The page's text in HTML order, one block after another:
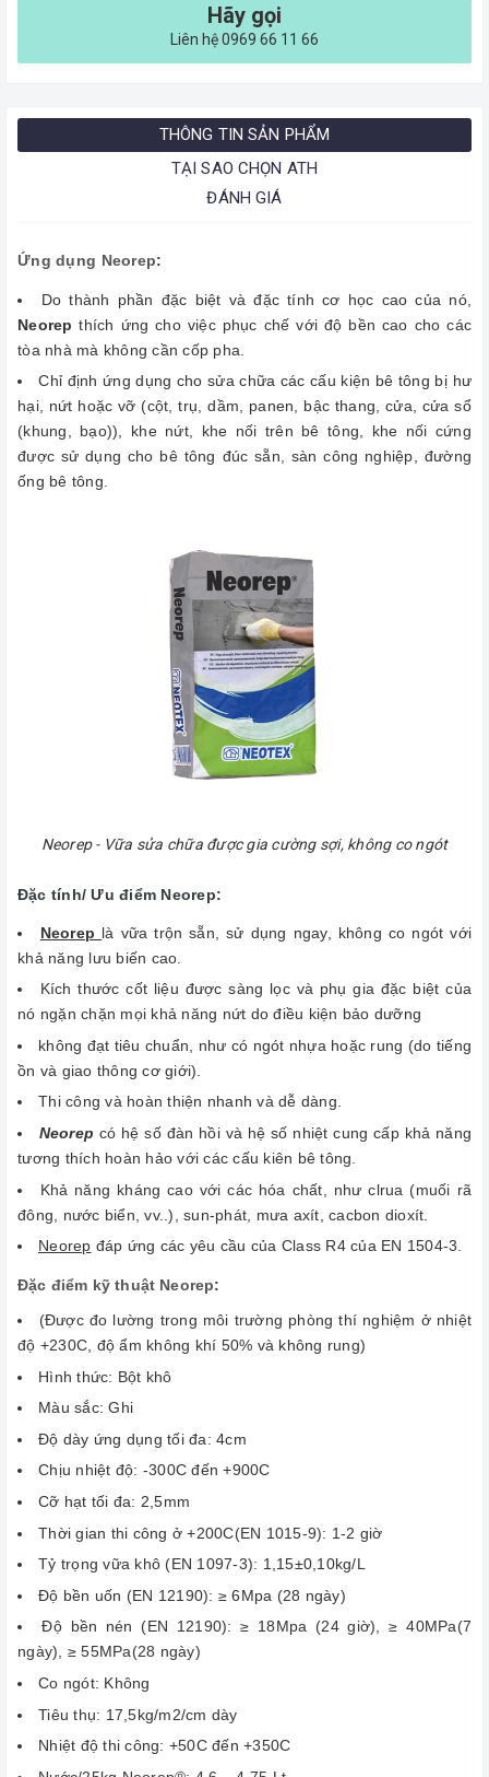
Hãy gọi
Liên hệ 0969 66 11 66
THÔNG TIN SẢN PHẨM
TẠI SAO CHỌN ATH
ĐÁNH GIÁ
Ứng dụng Neorep:
Do thành phần đặc biệt và đặc tính cơ học cao của nó,
Neorep thích ứng cho việc phục chế với độ bền cao cho các
tòa nhà mà không cần cốp pha.
Chỉ định ứng dụng cho sửa chữa các cấu kiện bê tông bị hư
hại, nứt hoặc vỡ (cột, trụ, dầm, panen, bậc thang, cửa, cửa sổ
(khung, bạo)), khe nứt, khe nối trên bê tông, khe nối cứng
được sử dụng cho bê tông đúc sẵn, sàn công nghiệp, đường
ống bê tông.
Neorep - Vữa sửa chữa được gia cường sợi, không co ngót
Đặc tính/ Ưu điểm Neorep:
Neorep là vữa trộn sẵn, sử dụng ngay, không co ngót với
khả năng lưu biến cao.
Kích thước cốt liệu được sàng lọc và phụ gia đặc biệt của
nó ngặn chặn mọi khả năng nứt do điều kiện bảo dưỡng
không đạt tiêu chuẩn, như có ngót nhựa hoặc rung (do tiếng
ồn và giao thông cơ giới).
Thi công và hoàn thiện nhanh và dễ dàng.
Neorep có hệ số đàn hồi và hệ số nhiệt cung cấp khả năng
tương thích hoàn hảo với các cấu kiên bê tông.
Khả năng kháng cao với các hóa chất, như clrua (muối rã
đông, nước biển, vv..), sun-phát, mưa axít, cacbon dioxít.
Neorep đáp ứng các yêu cầu của Class R4 của EN 1504-3.
Đặc điểm kỹ thuật Neorep:
(Được đo lường trong môi trường phòng thí nghiệm ở nhiệt
độ +230C, độ ẩm không khí 50% và không rung)
Hình thức: Bột khô
Màu sắc: Ghi
Độ dày ứng dụng tối đa: 4cm
Chịu nhiệt độ: -300C đến +900C
Cỡ hạt tối đa: 2,5mm
Thời gian thi công ở +200C(EN 1015-9): 1-2 giờ
Tỷ trọng vữa khô (ΕΝ 1097-3): 1,15±0,10kg/L
Độ bền uốn (ΕΝ 12190): ≥ 6Mpa (28 ngày)
Độ bền nén (ΕΝ 12190): ≥ 18Mpa (24 giờ), ≥ 40MPa(7
ngày), ≥ 55MPa(28 ngày)
Co ngót: Không
Tiêu thụ: 17,5kg/m2/cm dày
Nhiệt độ thi công: +50C đến +350C